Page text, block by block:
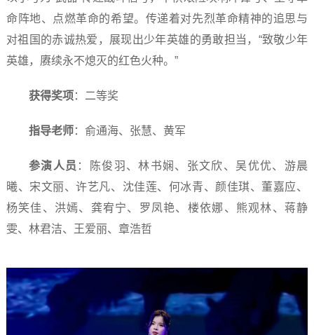
命阵地、点燃革命的希望。传递着对先烈革命精神的追思与
对祖国的赤诚热爱，展现出少年英雄的勇敢担当，“致敬少年
英雄，赓续永不熄灭的红色火种。”
获得奖项 ：二等奖
指导老师：俞通海、张慧、黄军
参演人员 ：陈俊羽、林书娴、张文欣、吴优优、游晨
曦、宋文丽、许艺凡、沈佳莲、何冰青、颜佳琪、董嘉应、
杨笑佳、洪嫣、龚宥宁、罗凤艳、楼依娜、熊观林、蒋静
雯、林君洁、王爱丽、章浩哲